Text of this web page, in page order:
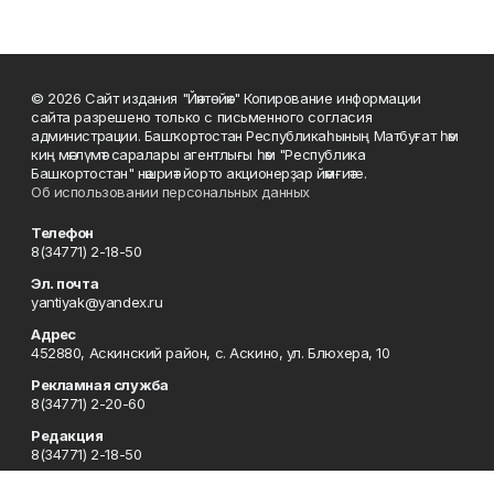
© 2026 Сайт издания "Йәнтөйәк" Копирование информации
сайта разрешено только с письменного согласия
администрации. Башҡортостан Республикаһының Матбуғат һәм
киң мәғлүмәт саралары агентлығы һәм "Республика
Башкортостан" нәшриәт йорто акционерҙар йәмғиәте.
Об использовании персональных данных
Телефон
8(34771) 2-18-50
Эл. почта
yantiyak@yandex.ru
Адрес
452880, Аскинский район, с. Аскино, ул. Блюхера, 10
Рекламная служба
8(34771) 2-20-60
Редакция
8(34771) 2-18-50